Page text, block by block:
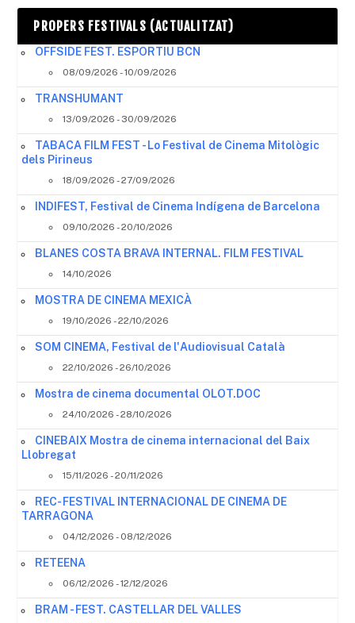
PROPERS FESTIVALS (ACTUALITZAT)
OFFSIDE FEST. ESPORTIU BCN
08/09/2026 - 10/09/2026
TRANSHUMANT
13/09/2026 - 30/09/2026
TABACA FILM FEST - Lo Festival de Cinema Mitològic
dels Pirineus
18/09/2026 - 27/09/2026
INDIFEST, Festival de Cinema Indígena de Barcelona
09/10/2026 - 20/10/2026
BLANES COSTA BRAVA INTERNAL. FILM FESTIVAL
14/10/2026
MOSTRA DE CINEMA MEXICÀ
19/10/2026 - 22/10/2026
SOM CINEMA, Festival de l'Audiovisual Català
22/10/2026 - 26/10/2026
Mostra de cinema documental OLOT.DOC
24/10/2026 - 28/10/2026
CINEBAIX Mostra de cinema internacional del Baix
Llobregat
15/11/2026 - 20/11/2026
REC- FESTIVAL INTERNACIONAL DE CINEMA DE
TARRAGONA
04/12/2026 - 08/12/2026
RETEENA
06/12/2026 - 12/12/2026
BRAM - FEST. CASTELLAR DEL VALLES